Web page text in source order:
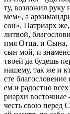
ту, воз­ло­жил ру­ку
мем», а
сон». Пат­ри­арх
лит­вой,
имя От­ца, и Сы­на,
сын мой, и
тво­ей да бу­дешь
на­ше­му, так же и
сте
ем и ра­до­стно
ри­ар­хи во­сточ­ные
честь свою пе­ред